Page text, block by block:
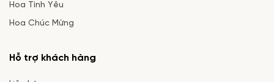
Hoa Tình Yêu
Hoa Chúc Mừng
Hỗ trợ khách hàng